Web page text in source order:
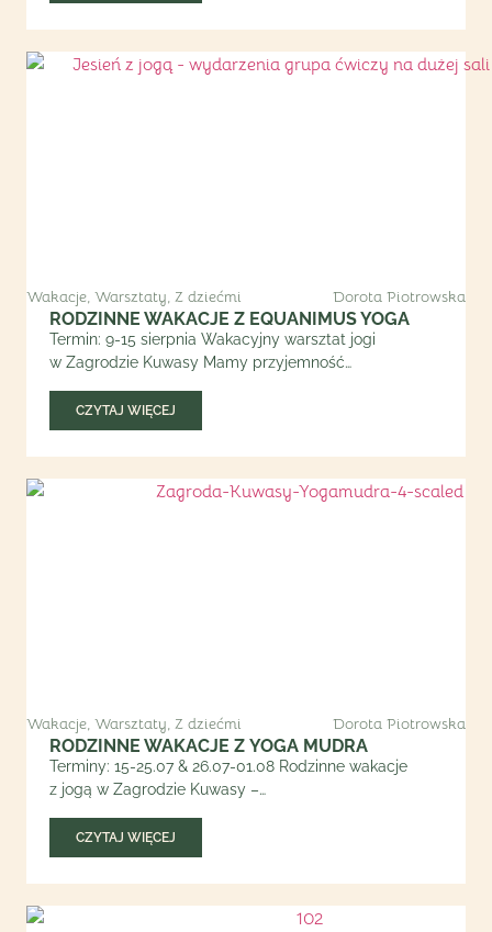
Wakacje, Warsztaty, Z dziećmi Dorota Piotrowska
RODZINNE WAKACJE Z EQUANIMUS YOGA
Termin: 9-15 sierpnia Wakacyjny warsztat jogi
w Zagrodzie Kuwasy Mamy przyjemność…
CZYTAJ WIĘCEJ
Wakacje, Warsztaty, Z dziećmi Dorota Piotrowska
RODZINNE WAKACJE Z YOGA MUDRA
Terminy: 15-25.07 & 26.07-01.08 Rodzinne wakacje
z jogą w Zagrodzie Kuwasy –…
CZYTAJ WIĘCEJ